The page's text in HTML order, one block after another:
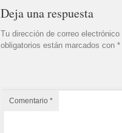
Deja una respuesta
Tu dirección de correo
obligatorios están marcados con *
Comentario *